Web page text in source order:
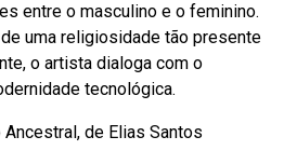
entre o masculino e o feminino.
uma religiosidade tão presente
o artista dialoga com o
tecnológica.
de Elias Santos